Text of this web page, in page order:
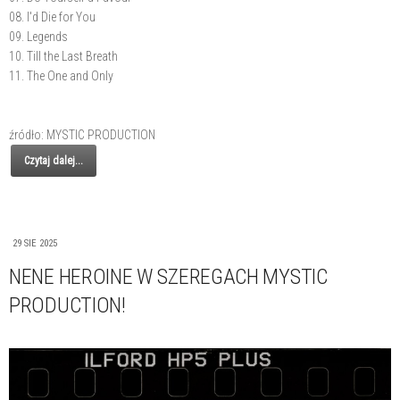
08. I'd Die for You
09. Legends
10. Till the Last Breath
11. The One and Only
źródło: MYSTIC PRODUCTION
Czytaj dalej...
29 SIE 2025
NENE HEROINE W SZEREGACH MYSTIC
PRODUCTION!